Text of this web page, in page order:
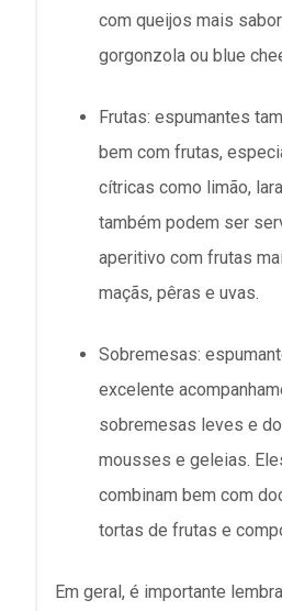
com queijos mais
gorgonzola ou blue
Frutas: espumantes
bem com frutas,
cítricas como limão,
também podem ser
aperitivo com frutas
maçãs, pêras e uvas.
Sobremesas:
excelente
sobremesas leves e
mousses e geleias.
combinam bem com
tortas de frutas e
Em geral, é importante